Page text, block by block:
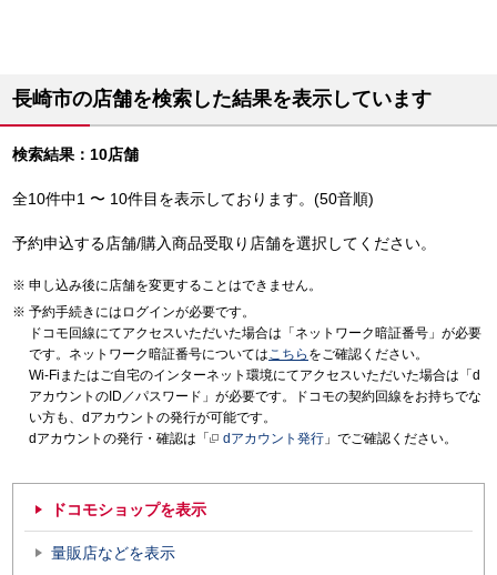
長崎市の店舗を検索した結果を表示しています
検索結果：10店舗
全10件中1 〜 10件目を表示しております。(50音順)
予約申込する店舗/購入商品受取り店舗を選択してください。
申し込み後に店舗を変更することはできません。
予約手続きにはログインが必要です。
ドコモ回線にてアクセスいただいた場合は「ネットワーク暗証番号」が必要
です。ネットワーク暗証番号についてはこちら をご確認ください。
Wi-Fiまたはご自宅のインターネット環境にてアクセスいただいた場合は「d
アカウントのID／パスワード」が必要です。ドコモの契約回線をお持ちでな
い方も、dアカウントの発行が可能です。
dアカウントの発行・確認は「
dアカウント発行 」でご確認ください。
ドコモショップを表示
量販店などを表示